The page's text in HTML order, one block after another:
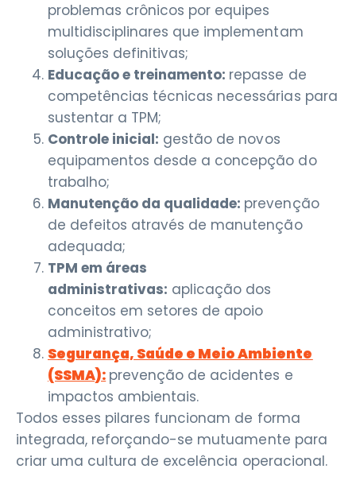
problemas crônicos por equipes
multidisciplinares que implementam
soluções definitivas;
Educação e treinamento: repasse de
competências técnicas necessárias para
sustentar a TPM;
Controle inicial: gestão de novos
equipamentos desde a concepção do
trabalho;
Manutenção da qualidade: prevenção
de defeitos através de manutenção
adequada;
TPM em áreas
administrativas: aplicação dos
conceitos em setores de apoio
administrativo;
Segurança, Saúde e Meio Ambiente
(SSMA): prevenção de acidentes e
impactos ambientais.
Todos esses pilares funcionam de forma
integrada, reforçando-se mutuamente para
criar uma cultura de excelência operacional.